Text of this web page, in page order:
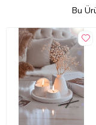
Bu